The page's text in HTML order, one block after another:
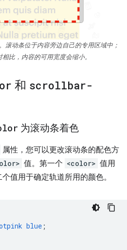
滚动条位于内容旁边自己的专用区域中；
比，内容的可用宽度会缩小。
和 scrollbar-
为滚动条着色
属性，您可以更改滚动条的配色方
值。第一个 <color> 值用
值用于确定轨道所用的颜色。
blue ;